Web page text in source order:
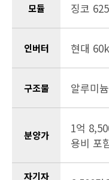
모듈 징코
인버터 현대
구조물 알루미늄
분양가
1억
용비 포
자기자